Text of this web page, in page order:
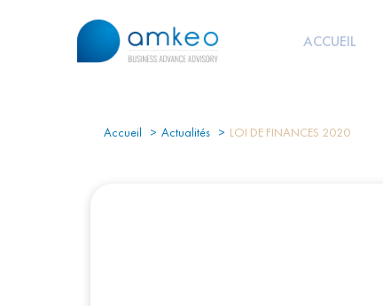
ACCUEIL
Accueil Actualités LOI DE FINANCES 2020